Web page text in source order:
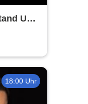
Up
18:00 Uhr